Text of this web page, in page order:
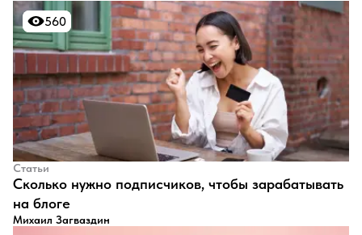
560
560
Статьи
​Сколько нужно подписчиков, чтобы зарабатывать
на блоге
Михаил Загваздин